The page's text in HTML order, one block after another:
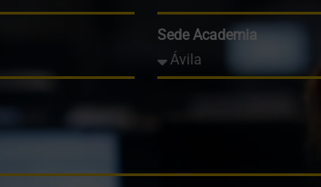
Sede Academia